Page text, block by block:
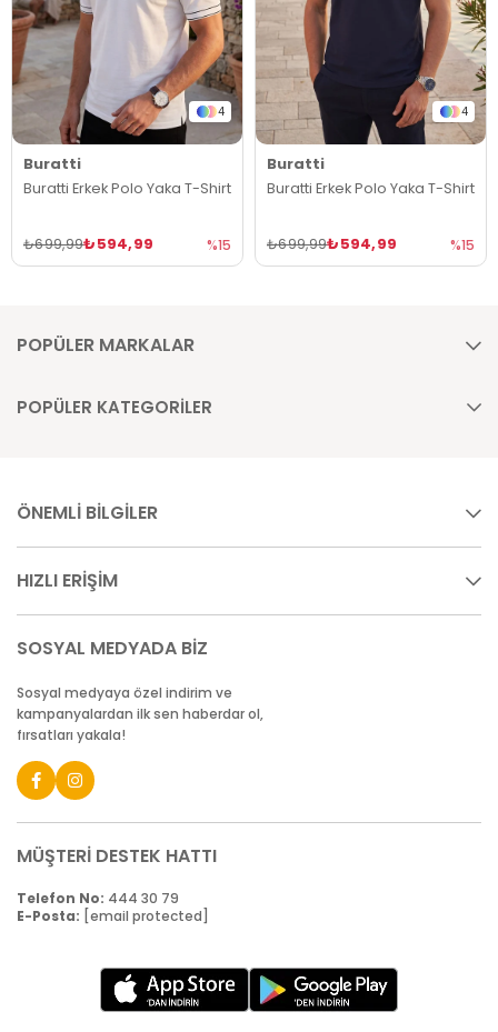
4
Buratti
Buratti Erkek Polo Yaka T-Shirt
₺594,99
₺699,99 %15
4
Buratti
Buratti Erkek Polo Yaka T-Shirt
₺594,99
₺699,99 %15
POPÜLER MARKALAR
POPÜLER KATEGORİLER
ÖNEMLİ BİLGİLER
HIZLI ERİŞİM
SOSYAL MEDYADA BİZ
Sosyal medyaya özel indirim ve
kampanyalardan ilk sen haberdar ol,
fırsatları yakala!
MÜŞTERİ DESTEK HATTI
Telefon No: 444 30 79
E-Posta: [email protected]